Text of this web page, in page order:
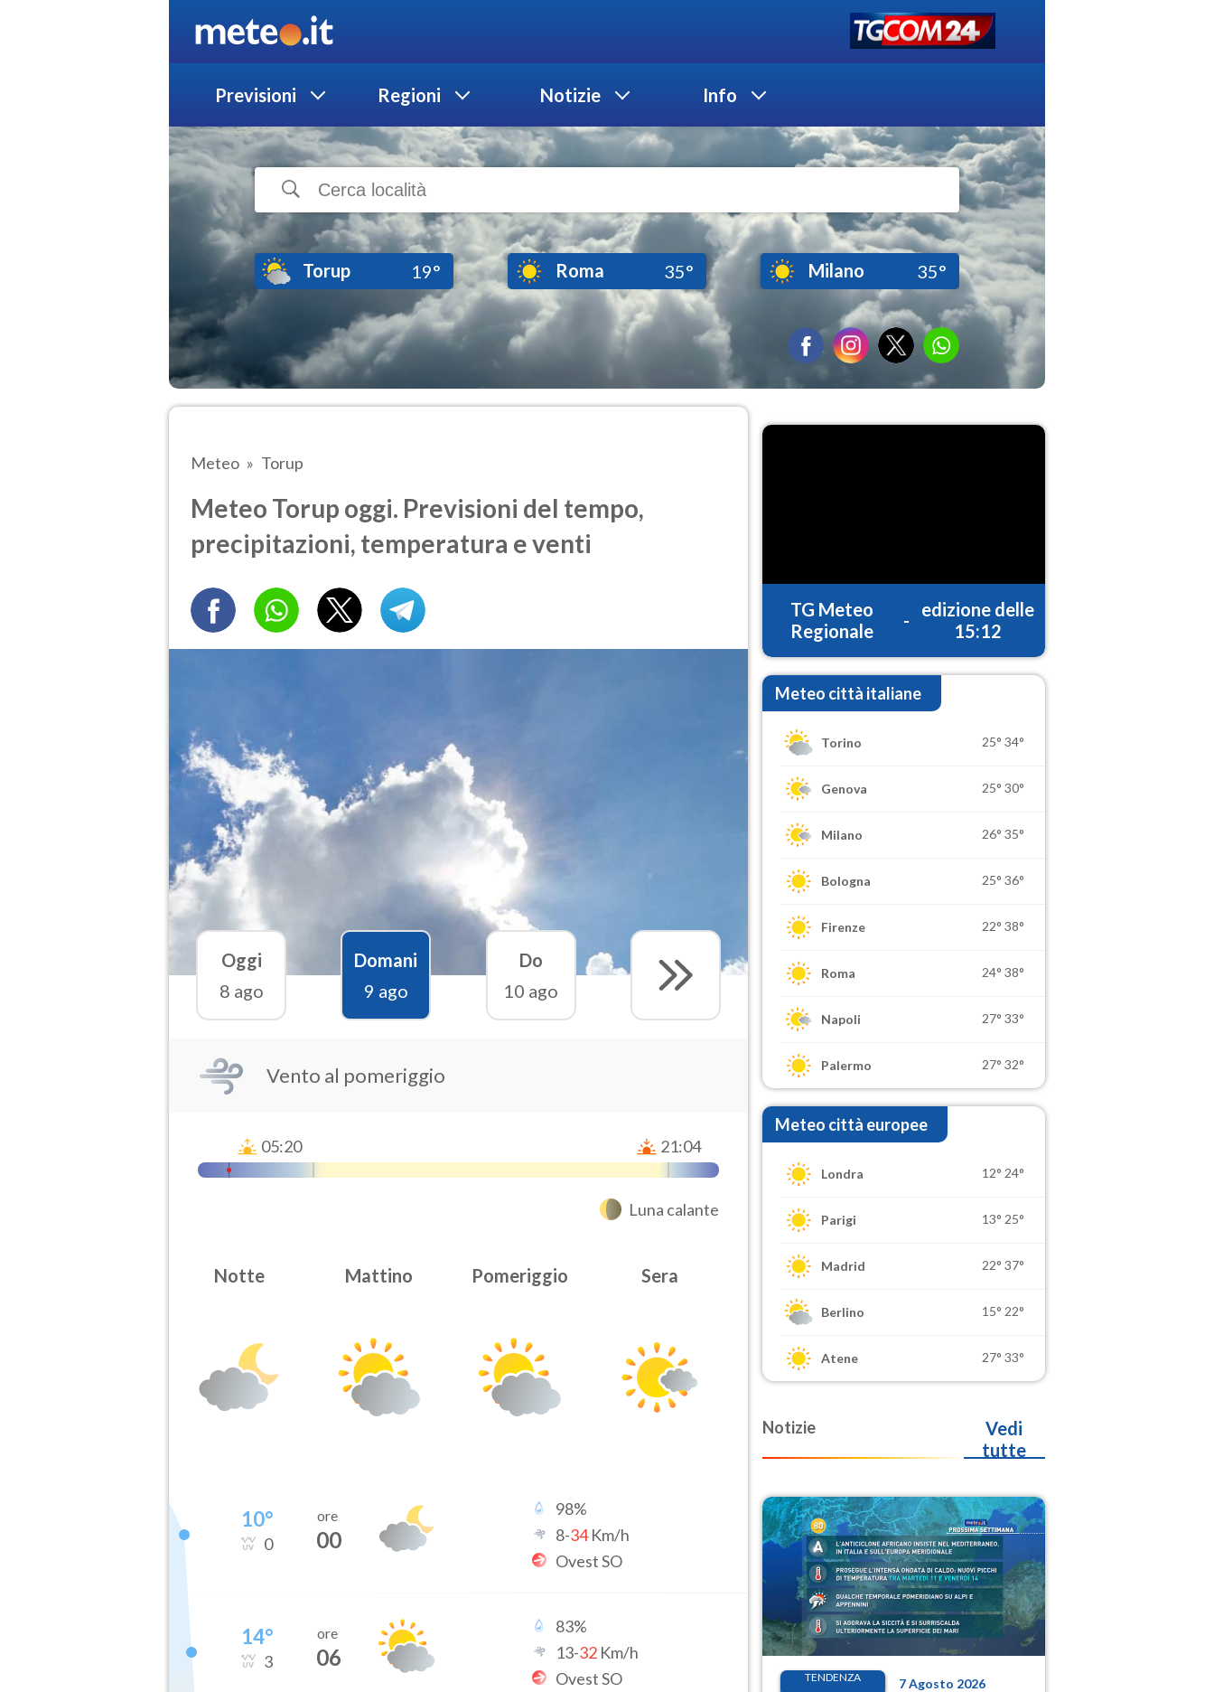
Previsioni Regioni Notizie Info
Torup 19° Roma 35° Milano 35°
Meteo Torup
Meteo Torup oggi. Previsioni del tempo,
precipitazioni, temperatura e venti
Oggi
8 ago
Domani
9 ago
Do
10 ago
Vento al pomeriggio
05:20 21:04
Luna calante
Notte Mattino Pomeriggio Sera
10°
0
ore
00
98%
8-34Km/h
Ovest SO
14°
3
ore
06
83%
13-32 Km/h
Ovest SO
TG Meteo
Regionale
-
edizione delle
15:12
Meteo città italiane
Torino 25° 34°
Genova 25° 30°
Milano 26° 35°
Bologna 25° 36°
Firenze 22° 38°
Roma 24° 38°
Napoli 27° 33°
Palermo 27° 32°
Meteo città europee
Londra 12° 24°
Parigi 13° 25°
Madrid 22° 37°
Berlino 15° 22°
Atene 27° 33°
Notizie
Vedi
tutte
TENDENZA 7 Agosto 2026